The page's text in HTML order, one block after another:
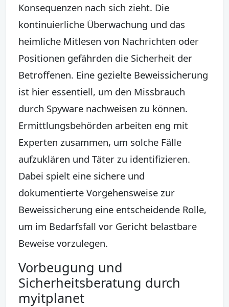
Konsequenzen nach sich zieht. Die
kontinuierliche Überwachung und das
heimliche Mitlesen von Nachrichten oder
Positionen gefährden die Sicherheit der
Betroffenen. Eine gezielte Beweissicherung
ist hier essentiell, um den Missbrauch
durch Spyware nachweisen zu können.
Ermittlungsbehörden arbeiten eng mit
Experten zusammen, um solche Fälle
aufzuklären und Täter zu identifizieren.
Dabei spielt eine sichere und
dokumentierte Vorgehensweise zur
Beweissicherung eine entscheidende Rolle,
um im Bedarfsfall vor Gericht belastbare
Beweise vorzulegen.
Vorbeugung und
Sicherheitsberatung durch
myitplanet